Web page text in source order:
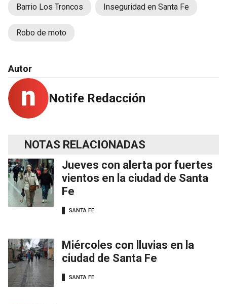
Barrio Los Troncos Inseguridad en Santa Fe
Robo de moto
Autor
Notife Redacción
NOTAS RELACIONADAS
Jueves con alerta por fuertes
vientos en la ciudad de Santa
Fe
SANTA FE
Miércoles con lluvias en la
ciudad de Santa Fe
SANTA FE